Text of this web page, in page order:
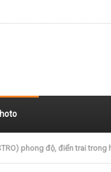
xinh đẹp trong loạt ảnh gần đây